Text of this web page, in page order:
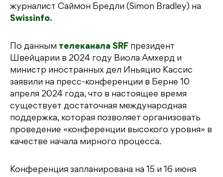
журналист Саймон Бредли (Simon Bradley) на
Swissinfo.
По данным телеканала SRF президент
Швейцарии в 2024 году Виола Амхерд и
министр иностранных дел Иньяцио Кассис
заявили на пресс-конференции в Берне 10
апреля 2024 года, что в настоящее время
существует достаточная международная
поддержка, которая позволяет организовать
проведение «конференции высокого уровня» в
качестве начала мирного процесса.
Конференция запланирована на 15 и 16 июня